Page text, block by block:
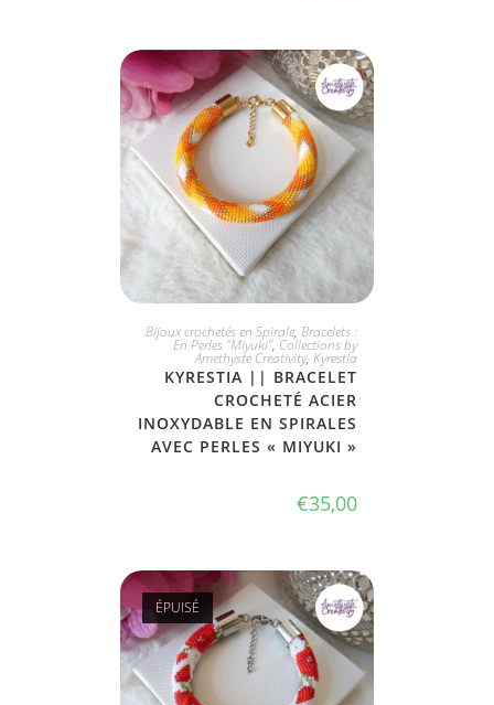
JE L'ADOPTE
Bijoux crochetés en Spirale, Bracelets :
En Perles "Miyuki", Collections by
Amethyste Creativity, Kyrestia
KYRESTIA || BRACELET
CROCHETÉ ACIER
INOXYDABLE EN SPIRALES
AVEC PERLES « MIYUKI »
€35,00
ÉPUISÉ